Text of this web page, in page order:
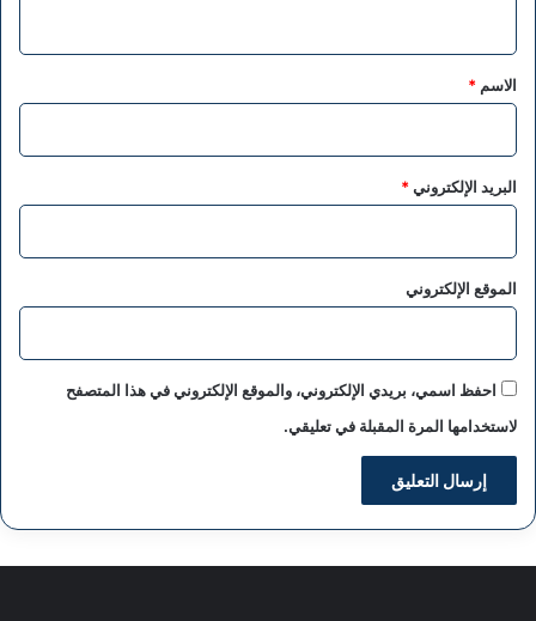
*
الاسم *
البريد الإلكتروني*
الموقع الإلكتروني
احفظ اسمي، بريدي الإلكتروني، والموقع الإلكتروني في هذا المتصفح
لاستخدامها المرة المقبلة في تعليقي.